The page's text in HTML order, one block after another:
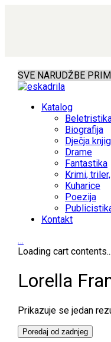
SVE NARUDŽBE
Katalog
Biografija
Dječja
Drame
Fantastika
Krimi,
Kuharice
Poezija
Kontakt
…
Loading cart contents...
Lorella
Prikazuje se jedan
Poredaj od zadnjeg